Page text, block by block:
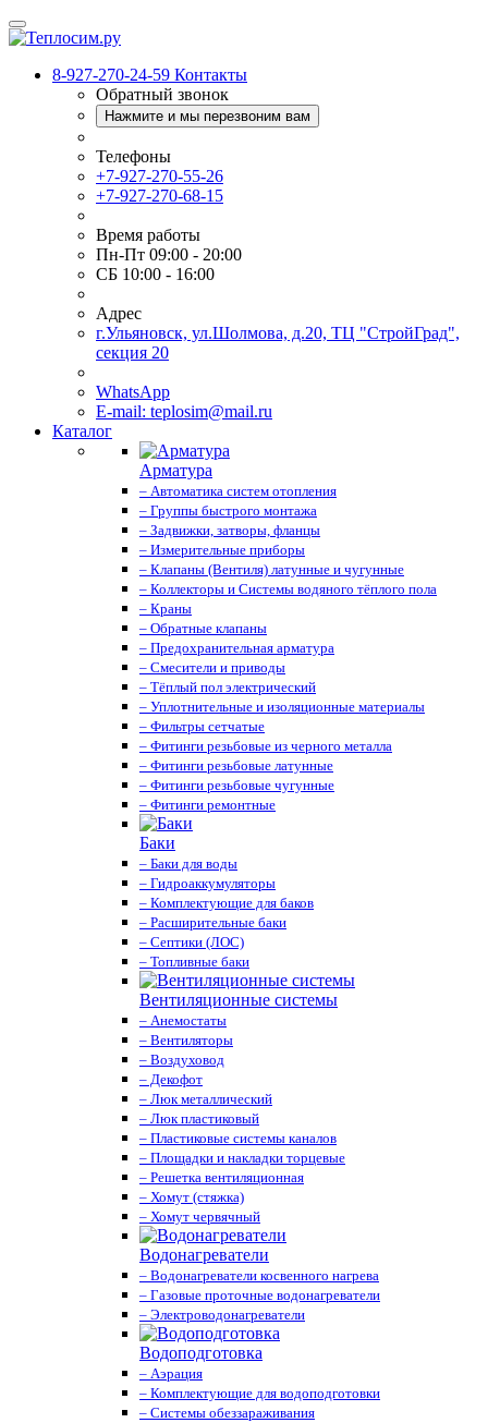
8-927-270-24-59 Контакты
Обратный звонок
Нажмите и мы перезвоним вам
Телефоны
+7-927-270-55-26
+7-927-270-68-15
Время работы
Пн-Пт 09:00 - 20:00
СБ 10:00 - 16:00
Адрес
г.Ульяновск, ул.Шолмова, д.20, ТЦ "СтройГрад",
секция 20
WhatsApp
E-mail: teplosim@mail.ru
Каталог
Арматура
– Автоматика систем отопления
– Группы быстрого монтажа
– Задвижки, затворы, фланцы
– Измерительные приборы
– Клапаны (Вентиля) латунные и чугунные
– Коллекторы и Системы водяного тёплого пола
– Краны
– Обратные клапаны
– Предохранительная арматура
– Смесители и приводы
– Тёплый пол электрический
– Уплотнительные и изоляционные материалы
– Фильтры сетчатые
– Фитинги резьбовые из черного металла
– Фитинги резьбовые латунные
– Фитинги резьбовые чугунные
– Фитинги ремонтные
Баки
– Баки для воды
– Гидроаккумуляторы
– Комплектующие для баков
– Расширительные баки
– Септики (ЛОС)
– Топливные баки
Вентиляционные системы
– Анемостаты
– Вентиляторы
– Воздуховод
– Декофот
– Люк металлический
– Люк пластиковый
– Пластиковые системы каналов
– Площадки и накладки торцевые
– Решетка вентиляционная
– Хомут (стяжка)
– Хомут червячный
Водонагреватели
– Водонагреватели косвенного нагрева
– Газовые проточные водонагреватели
– Электроводонагреватели
Водоподготовка
– Аэрация
– Комплектующие для водоподготовки
– Системы обеззараживания